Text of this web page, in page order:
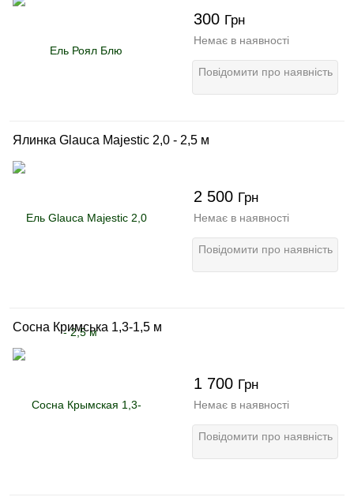
300 Грн
Немає в наявності
Повідомити про наявність
Ялинка Glauca Majestic 2,0 - 2,5 м
2 500 Грн
Немає в наявності
Повідомити про наявність
Сосна Кримська 1,3-1,5 м
1 700 Грн
Немає в наявності
Повідомити про наявність